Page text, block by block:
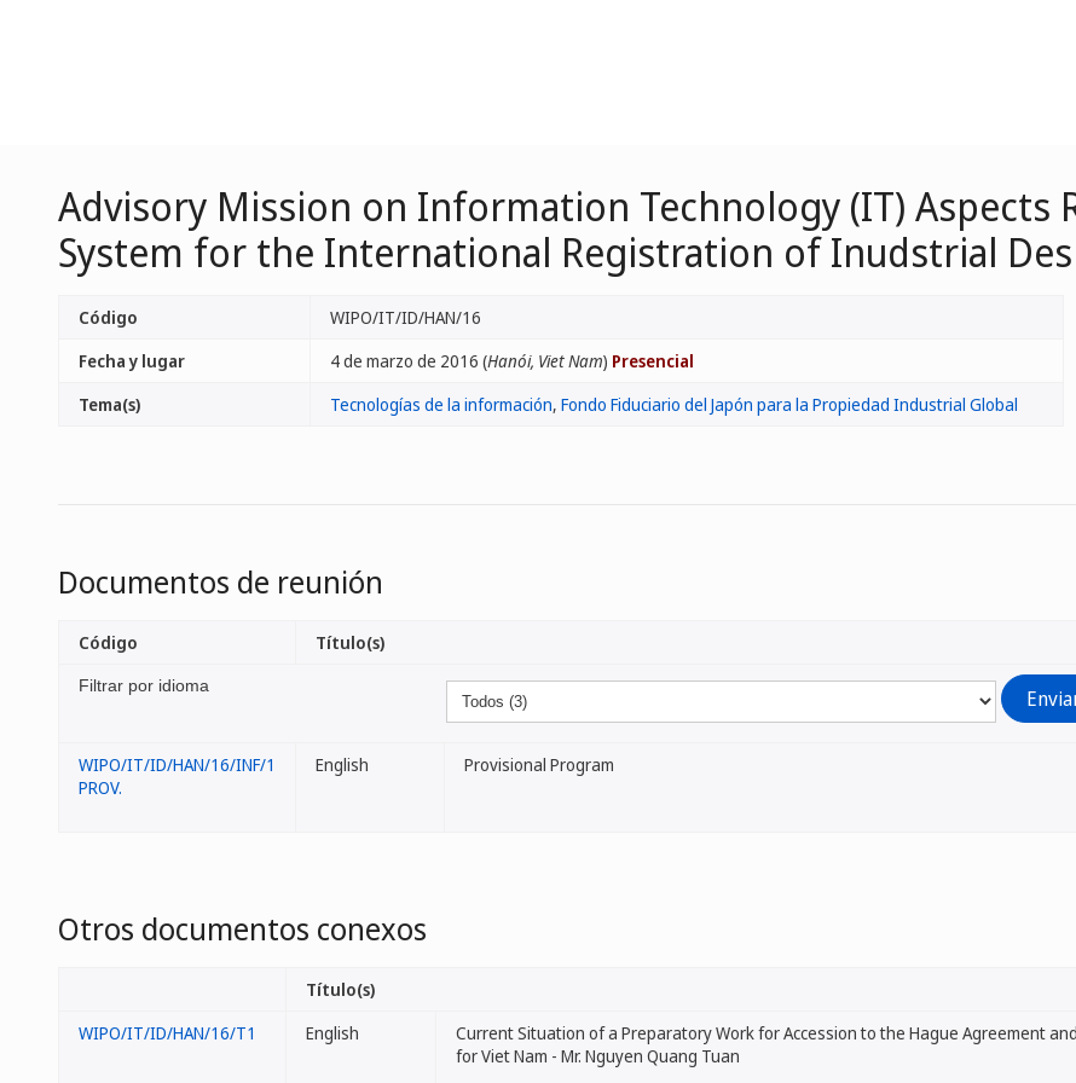
Advisory Mission on Information Technology (IT) Aspects
System for the International Registration of Inudstrial
Código
WIPO/IT/ID/HAN/16
Fecha y lugar
4 de marzo de 2016 (Hanói, Viet Nam) Presencial
Tema(s)
Tecnologías de la información, Fondo Fiduciario del Japón para la Propiedad Industrial Global
Documentos de reunión
Filtrar por idioma
Código Título(s)
WIPO/IT/ID/HAN/16/INF/1
PROV.
English Provisional Program
Otros documentos conexos
Título(s)
WIPO/IT/ID/HAN/16/T1
English
Current Situation of a Preparatory Work for Accession to the Hague Agreement
for Viet Nam - Mr. Nguyen Quang Tuan